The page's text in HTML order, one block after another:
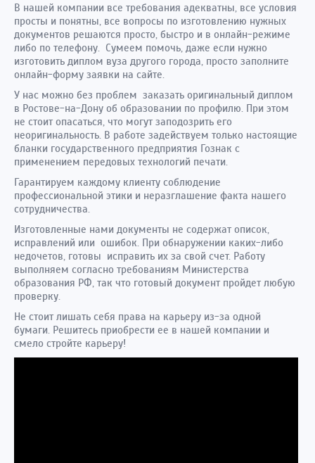
В нашей компании все требования адекватны, все условия
просты и понятны, все вопросы по изготовлению нужных
документов решаются просто, быстро и в онлайн-режиме
либо по телефону. Сумеем помочь, даже если нужно
изготовить диплом вуза другого города, просто заполните
онлайн-форму заявки на сайте.
У нас можно без проблем заказать оригинальный диплом
в Ростове-на-Дону об образовании по профилю. При этом
не стоит опасаться, что могут заподозрить его
неоригинальность. В работе задействуем только настоящие
бланки государственного предприятия Гознак с
применением передовых технологий печати.
Гарантируем каждому клиенту соблюдение
профессиональной этики и неразглашение факта нашего
сотрудничества.
Изготовленные нами документы не содержат описок,
исправлений или ошибок. При обнаружении каких-либо
недочетов, готовы исправить их за свой счет. Работу
выполняем согласно требованиям Министерства
образования РФ, так что готовый документ пройдет любую
проверку.
Не стоит лишать себя права на карьеру из-за одной
бумаги. Решитесь приобрести ее в нашей компании и
смело стройте карьеру!